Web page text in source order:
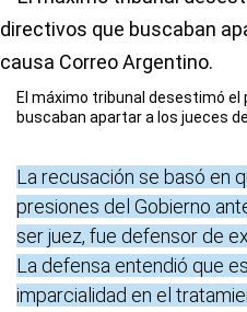
El máximo tribunal desestimó
buscaban apartar a los jueces
La recusación se basó en
presiones del Gobierno
ser juez, fue defensor de
La defensa entendió que
imparcialidad en el